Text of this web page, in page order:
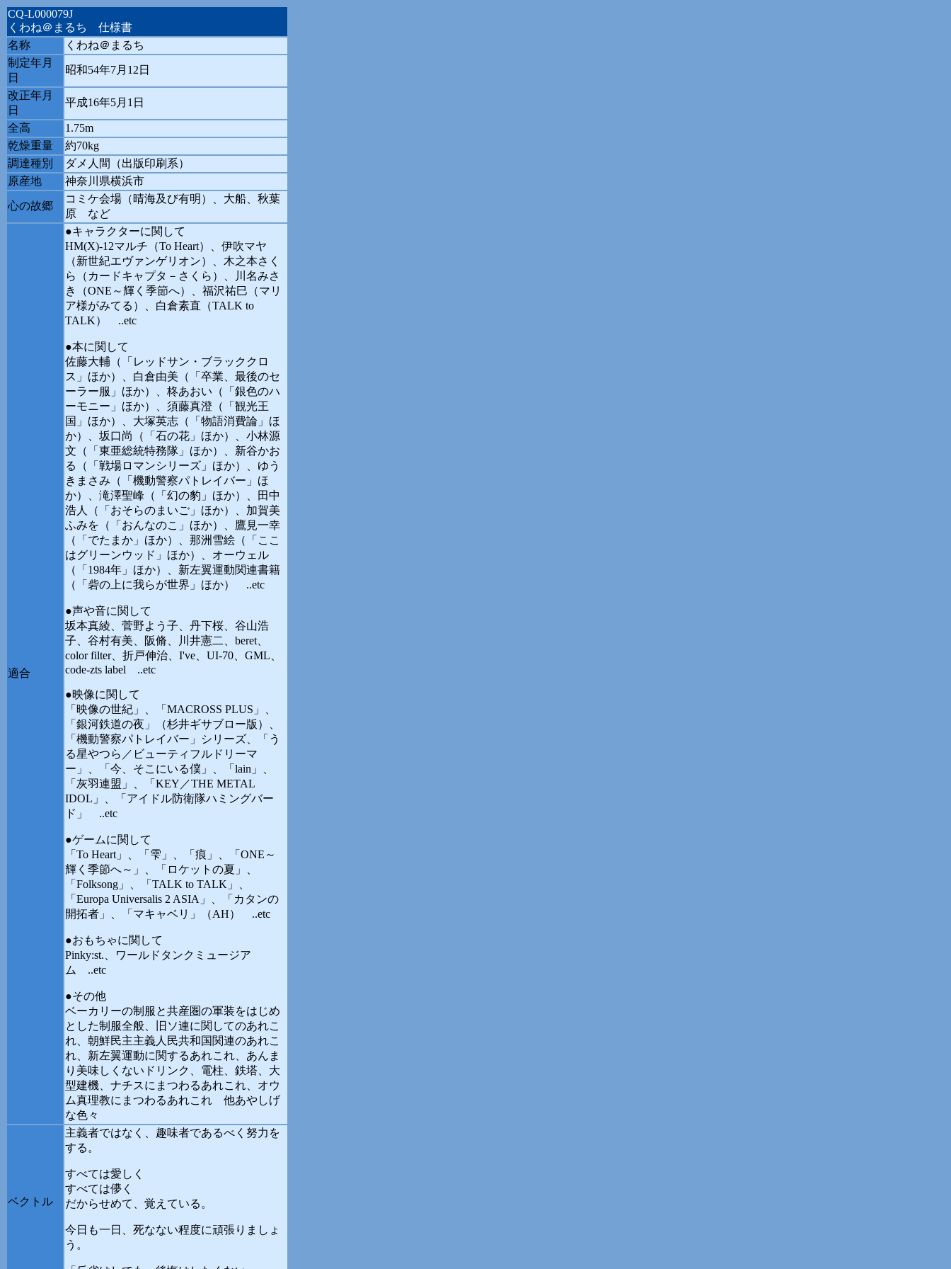
CQ-L000079J
くわね＠まるち 仕様書
名称
くわね＠まるち
制定年月
日
昭和54年7月12日
改正年月
日
平成16年5月1日
全高
1.75m
乾燥重量
約70kg
調達種別
ダメ人間（出版印刷系）
原産地
神奈川県横浜市
心の故郷
コミケ会場（晴海及び有明）、大船、秋葉
原 など
適合
●キャラクターに関して
HM(X)-12マルチ（To Heart）、伊吹マヤ
（新世紀エヴァンゲリオン）、木之本さく
ら（カードキャプタ－さくら）、川名みさ
き（ONE～輝く季節へ）、福沢祐巳（マリ
ア様がみてる）、白倉素直（TALK to
TALK） ..etc
●本に関して
佐藤大輔（「レッドサン・ブラッククロ
ス」ほか）、白倉由美（「卒業、最後のセ
ーラー服」ほか）、柊あおい（「銀色のハ
ーモニー」ほか）、須藤真澄（「観光王
国」ほか）、大塚英志（「物語消費論」ほ
か）、坂口尚（「石の花」ほか）、小林源
文（「東亜総統特務隊」ほか）、新谷かお
る（「戦場ロマンシリーズ」ほか）、ゆう
きまさみ（「機動警察パトレイバー」ほ
か）、滝澤聖峰（「幻の豹」ほか）、田中
浩人（「おそらのまいご」ほか）、加賀美
ふみを（「おんなのこ」ほか）、鷹見一幸
（「でたまか」ほか）、那洲雪絵（「ここ
はグリーンウッド」ほか）、オーウェル
（「1984年」ほか）、新左翼運動関連書籍
（「砦の上に我らが世界」ほか） ..etc
●声や音に関して
坂本真綾、菅野よう子、丹下桜、谷山浩
子、谷村有美、阪脩、川井憲二、beret、
color filter、折戸伸治、I've、UI-70、GML、
code-zts label ..etc
●映像に関して
「映像の世紀」、「MACROSS PLUS」、
「銀河鉄道の夜」（杉井ギサブロー版）、
「機動警察パトレイバー」シリーズ、「う
る星やつら／ビューティフルドリーマ
ー」、「今、そこにいる僕」、「lain」、
「灰羽連盟」、「KEY／THE METAL
IDOL」、「アイドル防衛隊ハミングバー
ド」 ..etc
●ゲームに関して
「To Heart」、「雫」、「痕」、「ONE～
輝く季節へ～」、「ロケットの夏」、
「Folksong」、「TALK to TALK」、
「Europa Universalis 2 ASIA」、「カタンの
開拓者」、「マキャベリ」（AH） ..etc
●おもちゃに関して
Pinky:st.、ワールドタンクミュージア
ム ..etc
●その他
ベーカリーの制服と共産圏の軍装をはじめ
とした制服全般、旧ソ連に関してのあれこ
れ、朝鮮民主主義人民共和国関連のあれこ
れ、新左翼運動に関するあれこれ、あんま
り美味しくないドリンク、電柱、鉄塔、大
型建機、ナチスにまつわるあれこれ、オウ
ム真理教にまつわるあれこれ 他あやしげ
な色々
ベクトル
主義者ではなく、趣味者であるべく努力を
する。
すべては愛しく
すべては儚く
だからせめて、覚えている。
今日も一日、死なない程度に頑張りましょ
う。